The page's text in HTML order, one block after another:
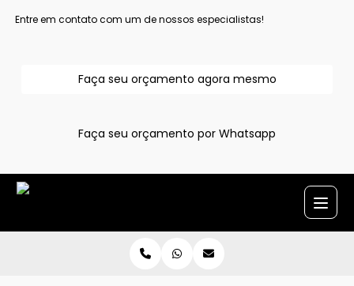
Entre em contato com um de nossos especialistas!
Faça seu orçamento agora mesmo
Faça seu orçamento por Whatsapp